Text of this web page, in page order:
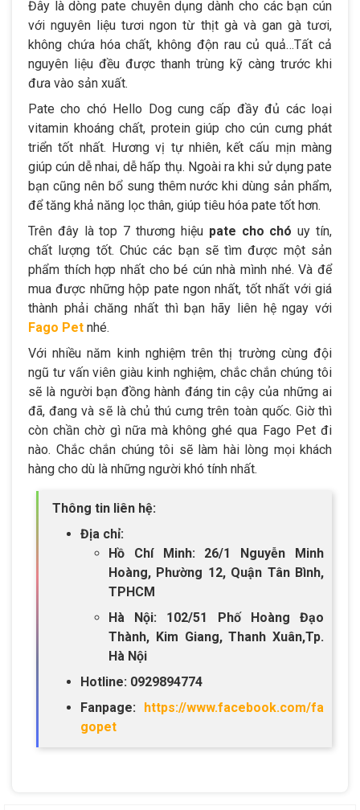
Đây là dòng pate chuyên dụng dành cho các bạn cún
với nguyên liệu tươi ngon từ thịt gà và gan gà tươi,
không chứa hóa chất, không độn rau củ quả…Tất cả
nguyên liệu đều được thanh trùng kỹ càng trước khi
đưa vào sản xuất.
Pate cho chó Hello Dog cung cấp đầy đủ các loại
vitamin khoáng chất, protein giúp cho cún cưng phát
triển tốt nhất. Hương vị tự nhiên, kết cấu mịn màng
giúp cún dễ nhai, dễ hấp thụ. Ngoài ra khi sử dụng pate
bạn cũng nên bổ sung thêm nước khi dùng sản phẩm,
để tăng khả năng lọc thân, giúp tiêu hóa pate tốt hơn.
Trên đây là top 7 thương hiệu pate cho chó uy tín,
chất lượng tốt. Chúc các bạn sẽ tìm được một sản
phẩm thích hợp nhất cho bé cún nhà mình nhé. Và để
mua được những hộp pate ngon nhất, tốt nhất với giá
thành phải chăng nhất thì bạn hãy liên hệ ngay với
Fago Pet nhé.
Với nhiều năm kinh nghiệm trên thị trường cùng đội
ngũ tư vấn viên giàu kinh nghiệm, chắc chắn chúng tôi
sẽ là người bạn đồng hành đáng tin cậy của những ai
đã, đang và sẽ là chủ thú cưng trên toàn quốc. Giờ thì
còn chần chờ gì nữa mà không ghé qua Fago Pet đi
nào. Chắc chắn chúng tôi sẽ làm hài lòng mọi khách
hàng cho dù là những người khó tính nhất.
Thông tin liên hệ:
Địa chỉ:
Hồ Chí Minh: 26/1 Nguyễn Minh
Hoàng, Phường 12, Quận Tân Bình,
TPHCM
Hà Nội: 102/51 Phố Hoàng Đạo
Thành, Kim Giang, Thanh Xuân,Tp.
Hà Nội
Hotline: 0929894774
Fanpage:
https://www.facebook.com/fa
gopet